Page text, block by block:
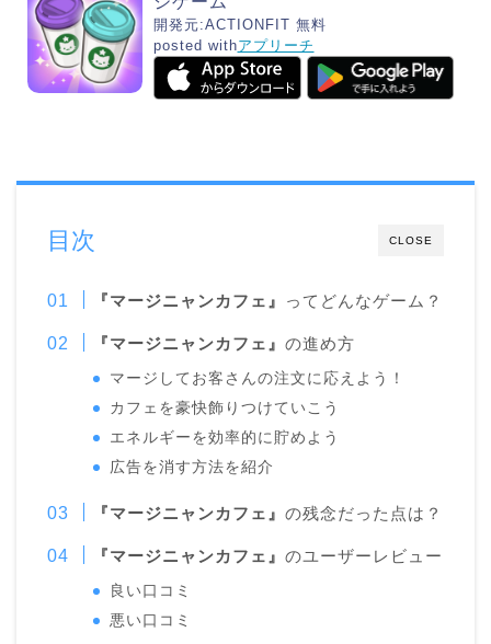
開発元:ACTIONFIT 無料
posted withアプリーチ
CLOSE
目次
『マージニャンカフェ』 ってどんなゲーム？
『マージニャンカフェ』の進め方
マージしてお客さんの注文に応えよう！
カフェを豪快飾りつけていこう
エネルギーを効率的に貯めよう
広告を消す方法を紹介
『マージニャンカフェ』の残念だった点は？
『マージニャンカフェ』のユーザーレビュー
良い口コミ
悪い口コミ